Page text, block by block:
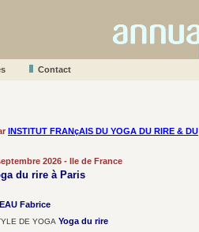
Contact
INSTITUT FRANçAIS DU YOGA DU RIRE & DU
2026 - Ile de France
du rire à Paris
Fabrice
DE YOGA Yoga du rire